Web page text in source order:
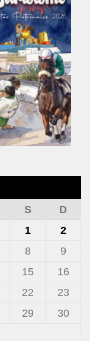
S
D
1
2
8
9
15
16
22
23
29
30